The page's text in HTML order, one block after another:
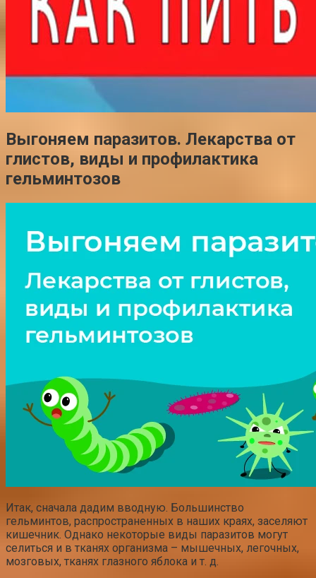
Выгоняем паразитов. Лекарства от
глистов, виды и профилактика
гельминтозов
Итак, сначала дадим вводную. Большинство
гельминтов, распространенных в наших краях, заселяют
кишечник. Однако некоторые виды паразитов могут
селиться и в тканях организма – мышечных, легочных,
мозговых, тканях глазного яблока и т. д.